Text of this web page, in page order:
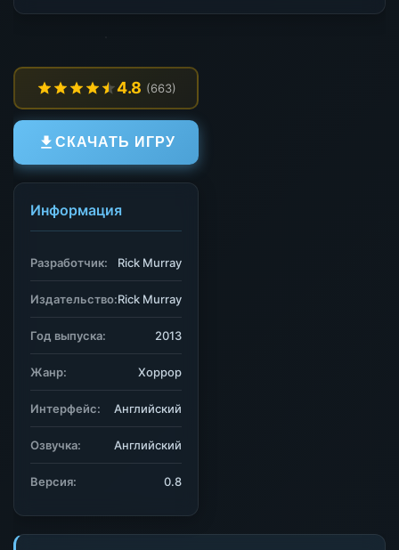
4.8 (663)
СКАЧАТЬ ИГРУ
Информация
Разработчик: Rick Murray
Издательство:Rick Murray
Год выпуска: 2013
Жанр: Хоррор
Интерфейс: Английский
Озвучка: Английский
Версия: 0.8